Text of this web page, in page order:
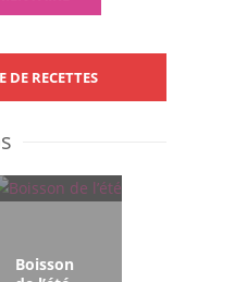
DE RECETTES
Boisson